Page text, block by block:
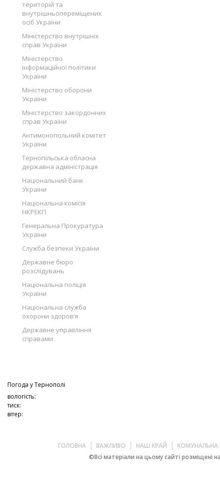
територій та
внутрішньопереміщених
осіб України
Міністерство внутрішніх
справ України
Міністерство
інформаційної політики
України
Міністерство оборони
України
Міністерство закордонних
справ України
Антимонопольний комітет
України
Тернопільська обласна
державна адміністрація
Національний банк
України
Національна комісія
НКРЕКП
Генеральна Прокуратура
України
Служба безпеки України
Державне бюро
розслідувань
Національна поліція
України
Національна служба
охорони здоров’я
Державне управління
справами
Погода уТернополі
вологість:
тиск:
вітер:
ГОЛОВНА ВАЖЛИВО НАШ КРАЙ
КОМУНАЛЬНА
©Всі матеріали на цьому сайті розміщені